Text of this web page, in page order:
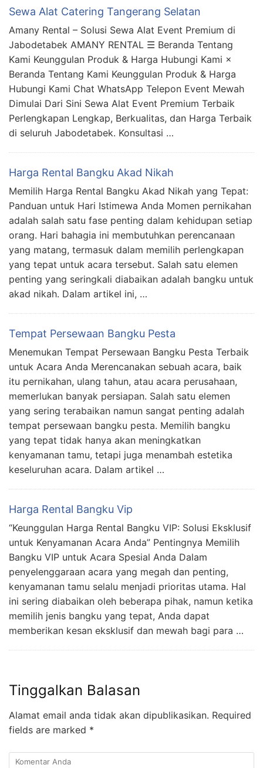
Sewa Alat Catering Tangerang Selatan
Amany Rental – Solusi Sewa Alat Event Premium di
Jabodetabek AMANY RENTAL ☰ Beranda Tentang
Kami Keunggulan Produk & Harga Hubungi Kami ×
Beranda Tentang Kami Keunggulan Produk & Harga
Hubungi Kami Chat WhatsApp Telepon Event Mewah
Dimulai Dari Sini Sewa Alat Event Premium Terbaik
Perlengkapan Lengkap, Berkualitas, dan Harga Terbaik
di seluruh Jabodetabek. Konsultasi …
Harga Rental Bangku Akad Nikah
Memilih Harga Rental Bangku Akad Nikah yang Tepat:
Panduan untuk Hari Istimewa Anda Momen pernikahan
adalah salah satu fase penting dalam kehidupan setiap
orang. Hari bahagia ini membutuhkan perencanaan
yang matang, termasuk dalam memilih perlengkapan
yang tepat untuk acara tersebut. Salah satu elemen
penting yang seringkali diabaikan adalah bangku untuk
akad nikah. Dalam artikel ini, …
Tempat Persewaan Bangku Pesta
Menemukan Tempat Persewaan Bangku Pesta Terbaik
untuk Acara Anda Merencanakan sebuah acara, baik
itu pernikahan, ulang tahun, atau acara perusahaan,
memerlukan banyak persiapan. Salah satu elemen
yang sering terabaikan namun sangat penting adalah
tempat persewaan bangku pesta. Memilih bangku
yang tepat tidak hanya akan meningkatkan
kenyamanan tamu, tetapi juga menambah estetika
keseluruhan acara. Dalam artikel …
Harga Rental Bangku Vip
“Keunggulan Harga Rental Bangku VIP: Solusi Eksklusif
untuk Kenyamanan Acara Anda” Pentingnya Memilih
Bangku VIP untuk Acara Spesial Anda Dalam
penyelenggaraan acara yang megah dan penting,
kenyamanan tamu selalu menjadi prioritas utama. Hal
ini sering diabaikan oleh beberapa pihak, namun ketika
memilih jenis bangku yang tepat, Anda dapat
memberikan kesan eksklusif dan mewah bagi para …
Tinggalkan Balasan
Alamat email anda tidak akan dipublikasikan. Required
fields are marked *